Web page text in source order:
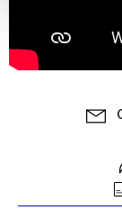
We also share
our social
provided to